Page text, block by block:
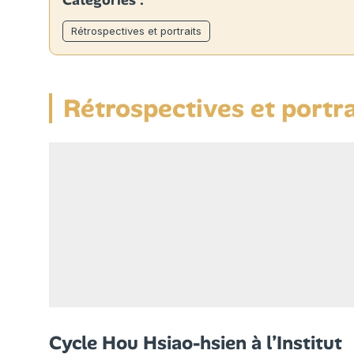
Rétrospectives et portraits
Rétrospectives et
Cycle Hou Hsiao-hsien à l’Institut